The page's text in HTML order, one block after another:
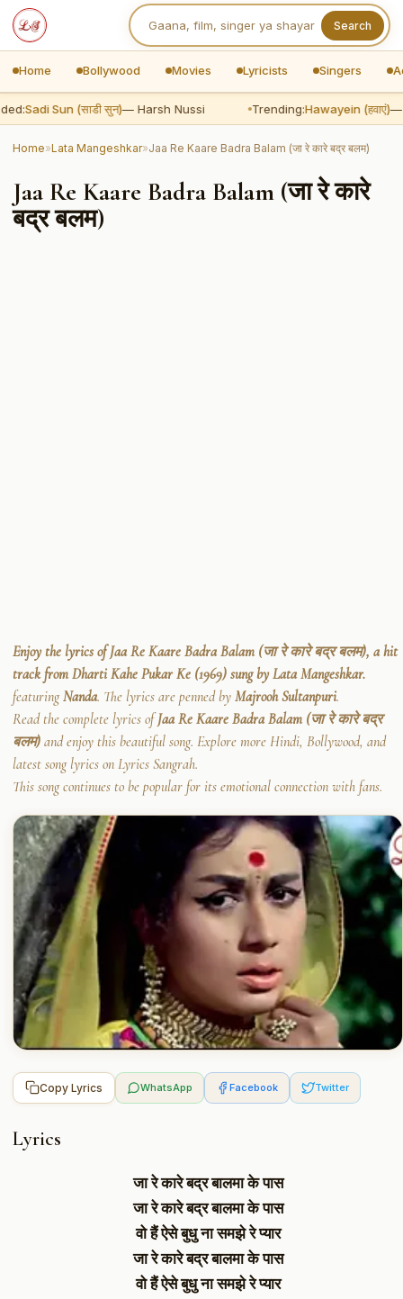
Search
Home Bollywood Movies Lyricists Singers
Sadi Sun (साडी सुन)— Harsh Nussi Trending:Hawayein (हवाएं)—
Home»Lata Mangeshkar»Jaa Re Kaare Badra Balam (जा रे कारे बद्र बलम)
Jaa Re Kaare Badra Balam (जा रे कारे
बद्र बलम)
Enjoy the lyrics of Jaa Re Kaare Badra Balam (जा रे कारे बद्र बलम), a hit
track from Dharti Kahe Pukar Ke (1969) sung by Lata Mangeshkar.
featuringNanda. The lyrics are penned by Majrooh Sultanpuri.
Read the complete lyrics ofJaa Re Kaare Badra Balam (जा रे कारे बद्र
बलम) and enjoy this beautiful song. Explore more Hindi, Bollywood, and
latest song lyrics on Lyrics Sangrah.
This song continues to be popular for its emotional connection with fans.
Copy Lyrics WhatsApp Facebook Twitter
Lyrics
जा रे कारे बद्र बालमा के पास
जा रे कारे बद्र बालमा के पास
वो हैं ऐसे बुधु ना समझे रे प्यार
जा रे कारे बद्र बालमा के पास
वो हैं ऐसे बुधु ना समझे रे प्यार